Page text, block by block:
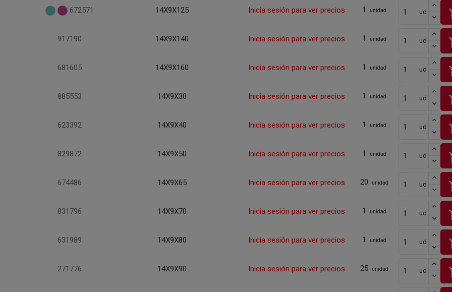
672571 14X9X125 Inicia sesión para ver precios 1 unidad ud
917190 14X9X140 Inicia sesión para ver precios 1 unidad ud
681605 14X9X160 Inicia sesión para ver precios 1 unidad ud
885553 14X9X30 Inicia sesión para ver precios 1 unidad ud
623392 14X9X40 Inicia sesión para ver precios 1 unidad ud
829872 14X9X50 Inicia sesión para ver precios 1 unidad ud
674486 14X9X65 Inicia sesión para ver precios 20 unidad ud
831796 14X9X70 Inicia sesión para ver precios 1 unidad ud
631989 14X9X80 Inicia sesión para ver precios 1 unidad ud
271776 14X9X90 Inicia sesión para ver precios 25 unidad ud